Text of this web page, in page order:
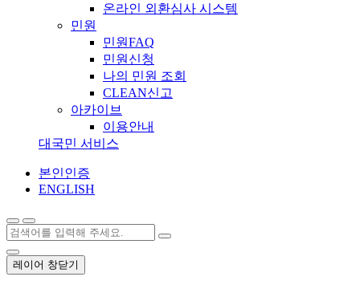
온라인 외환심사 시스템
민원
민원FAQ
민원신청
나의 민원 조회
CLEAN신고
아카이브
이용안내
대국민 서비스
본인인증
ENGLISH
레이어 창닫기